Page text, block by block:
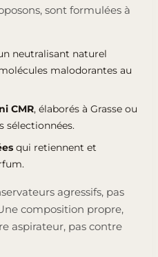
sont formulées à
neutralisant naturel
malodorantes au
CMR, élaborés à Grasse ou
sélectionnées.
qui retiennent et
agressifs, pas
composition propre,
aspirateur, pas contre